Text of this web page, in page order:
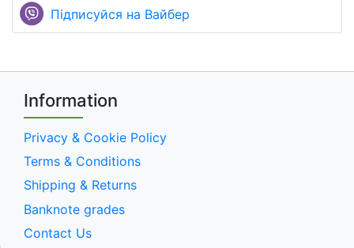
Підписуйся на Вайбер
Information
Privacy & Cookie Policy
Terms & Conditions
Shipping & Returns
Banknote grades
Contact Us